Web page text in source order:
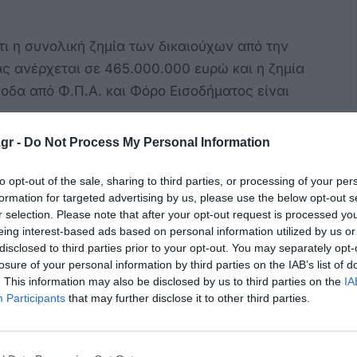
- Do Not Process My Personal Information
opt-out of the sale, sharing to third parties, or processing of your
for targeted advertising by us, please use the below opt-out
selection. Please note that after your opt-out request is processed
interest-based ads based on personal information utilized by us
to third parties prior to your opt-out. You may separately
of your personal information by third parties on the IAB’s list of
This information may also be disclosed by us to third parties on the
Participants that may further disclose it to other third parties.
η συνολική ζημία των δικαιούχων από την
ανέρχεται σε 465.000.000 ευρώ και η ζημία
από Φ.Π.Α. και Φόρο Εισοδήματος είναι
υπολόγισε εξάλλου τα έσοδα των
βάση στα 36.690 ευρώ περίπου.
αστυνομικοί;
έδιναν τη δυνατότητα στους επισκέπτες
τους διάφορα ποσά σε λογαριασμό
Τράπεζα.
κάτοικος της Κω αλλά και ο 28χρονος
Περιορισμένης Ευθύνης στη Μεγάλη